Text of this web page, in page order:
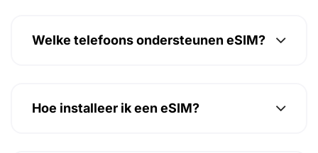
Welke telefoons ondersteunen eSIM?
Hoe installeer ik een eSIM?